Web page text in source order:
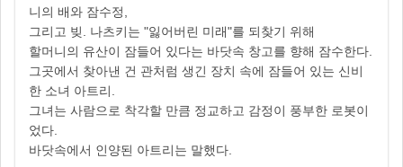
니의 배와 잠수정,
그리고 빚. 나츠키는 "잃어버린 미래"를 되찾기 위해
할머니의 유산이 잠들어 있다는 바닷속 창고를 향해 잠수한다.
그곳에서 찾아낸 건 관처럼 생긴 장치 속에 잠들어 있는 신비
한 소녀 아트리.
그녀는 사람으로 착각할 만큼 정교하고 감정이 풍부한 로봇이
었다.
바닷속에서 인양된 아트리는 말했다.